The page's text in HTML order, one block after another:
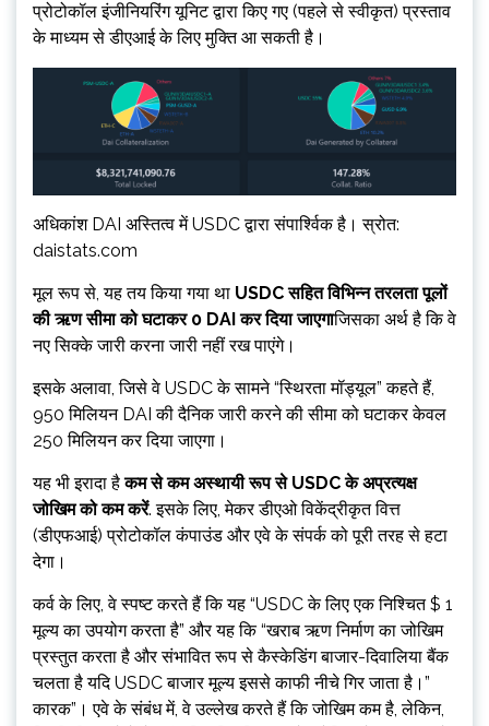
प्रोटोकॉल इंजीनियरिंग यूनिट द्वारा किए गए (पहले से स्वीकृत) प्रस्ताव
के माध्यम से डीएआई के लिए मुक्ति आ सकती है।
अधिकांश DAI अस्तित्व में USDC द्वारा संपार्श्विक है। स्रोत:
daistats.com
मूल रूप से, यह तय किया गया था USDC सहित विभिन्न तरलता पूलों
की ऋण सीमा को घटाकर 0 DAI कर दिया जाएगाजिसका अर्थ है कि वे
नए सिक्के जारी करना जारी नहीं रख पाएंगे।
इसके अलावा, जिसे वे USDC के सामने “स्थिरता मॉड्यूल” कहते हैं,
950 मिलियन DAI की दैनिक जारी करने की सीमा को घटाकर केवल
250 मिलियन कर दिया जाएगा।
यह भी इरादा हैकम से कम अस्थायी रूप से USDC के अप्रत्यक्ष
जोखिम को कम करें. इसके लिए, मेकर डीएओ विकेंद्रीकृत वित्त
(डीएफआई) प्रोटोकॉल कंपाउंड और एवे के संपर्क को पूरी तरह से हटा
देगा।
कर्व के लिए, वे स्पष्ट करते हैं कि यह “USDC के लिए एक निश्चित $ 1
मूल्य का उपयोग करता है” और यह कि “खराब ऋण निर्माण का जोखिम
प्रस्तुत करता है और संभावित रूप से कैस्केडिंग बाजार-दिवालिया बैंक
चलता है यदि USDC बाजार मूल्य इससे काफी नीचे गिर जाता है।”
कारक”। एवे के संबंध में, वे उल्लेख करते हैं कि जोखिम कम है, लेकिन,